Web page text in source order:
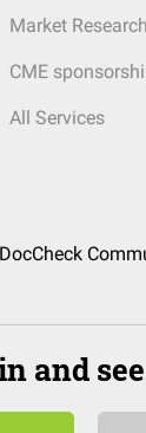
Market Research
CME
All Services
and